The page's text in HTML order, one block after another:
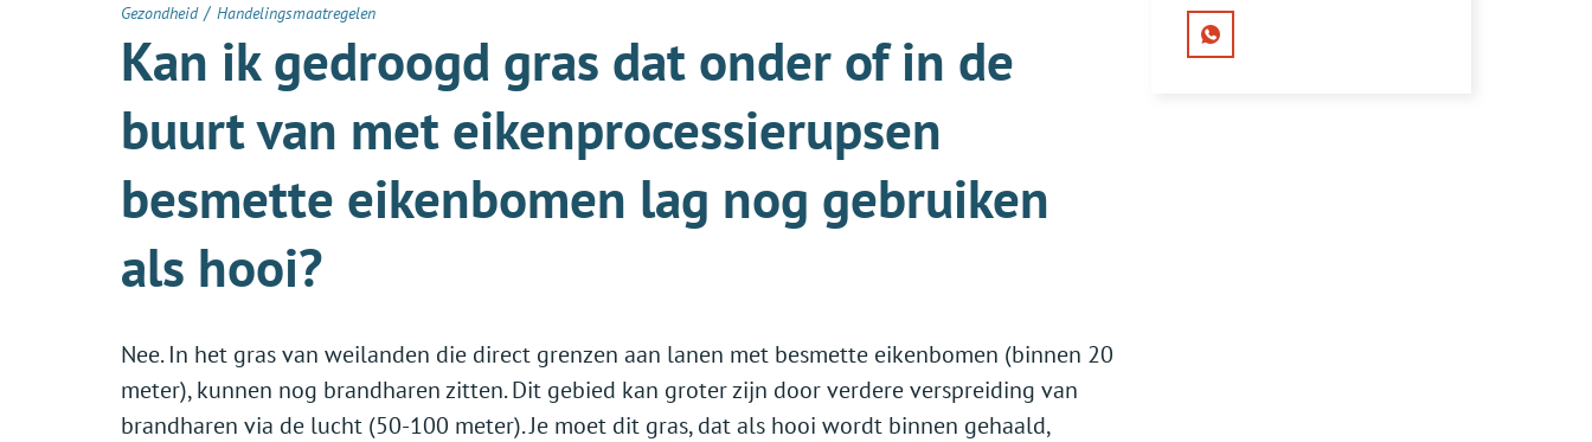
Gezondheid / Handelingsmaatregelen
Kan ik gedroogd gras dat onder of in de
buurt van met eikenprocessierupsen
besmette eikenbomen lag nog gebruiken
als hooi?
Nee. In het gras van weilanden die direct grenzen aan lanen met besmette eikenbomen (binnen 20
meter), kunnen nog brandharen zitten. Dit gebied kan groter zijn door verdere verspreiding van
brandharen via de lucht (50-100 meter). Je moet dit gras, dat als hooi wordt binnen gehaald,
WhatsApp